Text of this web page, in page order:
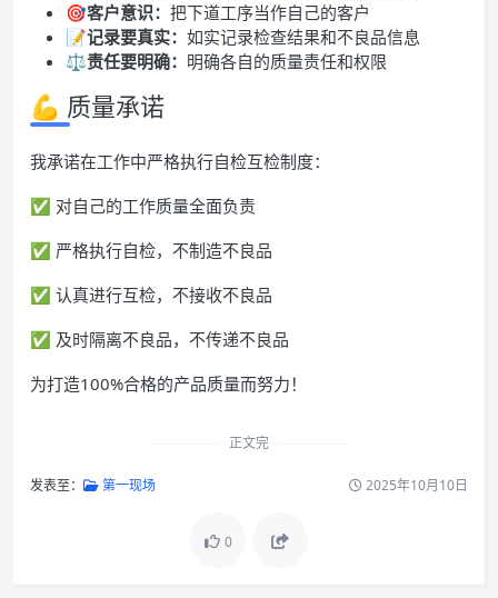
🎯客户意识： 把下道工序当作自己的客户
📝记录要真实： 如实记录检查结果和不良品信息
⚖️责任要明确： 明确各自的质量责任和权限
💪 质量承诺
我承诺在工作中严格执行自检互检制度：
✅ 对自己的工作质量全面负责
✅ 严格执行自检，不制造不良品
✅ 认真进行互检，不接收不良品
✅ 及时隔离不良品，不传递不良品
为打造100%合格的产品质量而努力！
正文完
发表至： 第一现场 2025年10月10日
0